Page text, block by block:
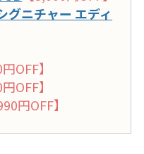
ニチャー エディ
OFF】
OFF】
円OFF】